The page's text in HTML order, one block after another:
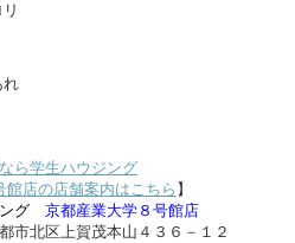
れ
ら学生ハウジング
館店の店舗案内はこちら 】
ング 京都産業大学８号館店
北区上賀茂本山４３６－１２